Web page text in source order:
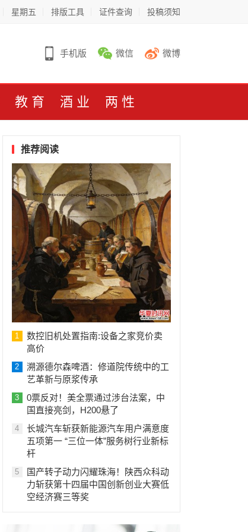
星期五 排版工具 证件查询 投稿须知
手机版 微信 微博
教育 酒业 两性
推荐阅读
1
数控旧机处置指南:设备之家竞价卖
高价
2
溯源德尔森啤酒：修道院传统中的工
艺革新与原浆传承
3
0票反对！美全票通过涉台法案，中
国直接亮剑，H200悬了
4
长城汽车斩获新能源汽车用户满意度
五项第一 “三位一体”服务树行业新标
杆
5
国产转子动力闪耀珠海！陕西众科动
力斩获第十四届中国创新创业大赛低
空经济赛三等奖